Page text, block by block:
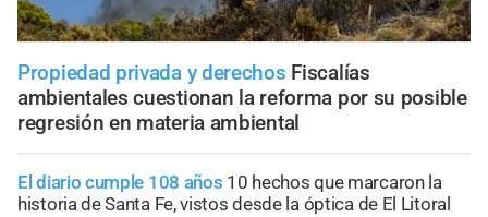
Propiedad privada y derechos Fiscalías
ambientales cuestionan la reforma por su posible
regresión en materia ambiental
El diario cumple 108 años 10 hechos que marcaron la
historia de Santa Fe, vistos desde la óptica de El Litoral